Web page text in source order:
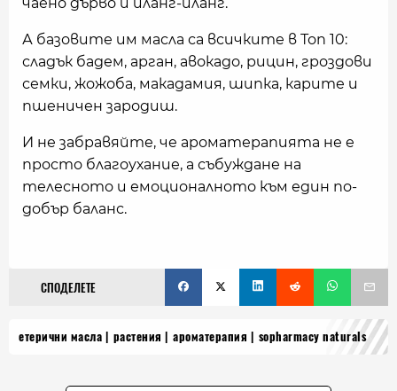
А базовите им масла са всичките в Топ 10:
сладък бадем, арган, авокадо, рицин, гроздови
семки, жожоба, макадамия, шипка, карите и
пшеничен зародиш.
И не забравяйте, че ароматерапията не е
просто благоухание, а събуждане на
телесното и емоционалното към един по-
добър баланс.
СПОДЕЛЕТЕ
етерични масла растения ароматерапия sopharmacy naturals